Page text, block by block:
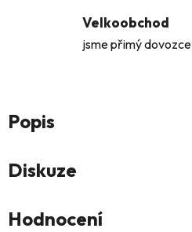
Velkoobchod
jsme přimý dovozce
Popis
Diskuze
Hodnocení